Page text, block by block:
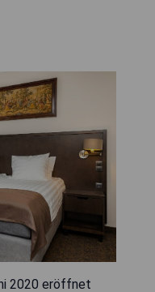
2020 eröffnet